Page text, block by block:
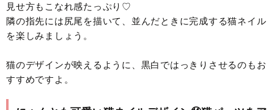
見せ方もこなれ感たっぷり♡
隣の指先には尻尾を描いて、並んだときに完成する猫ネイル
を楽しみましょう。
猫のデザインが映えるように、黒白ではっきりさせるのもお
すすめですよ。